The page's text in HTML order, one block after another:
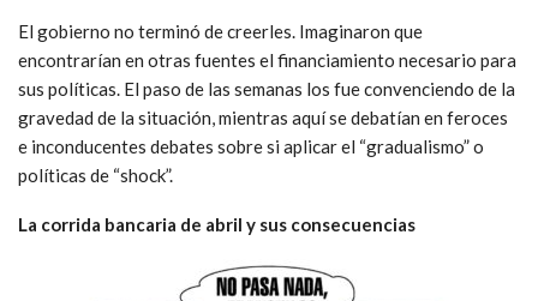
El gobierno no terminó de creerles. Imaginaron que
encontrarían en otras fuentes el financiamiento necesario para
sus políticas. El paso de las semanas los fue convenciendo de la
gravedad de la situación, mientras aquí se debatían en feroces
e inconducentes debates sobre si aplicar el “gradualismo” o
políticas de “shock”.
La corrida bancaria de abril y sus consecuencias